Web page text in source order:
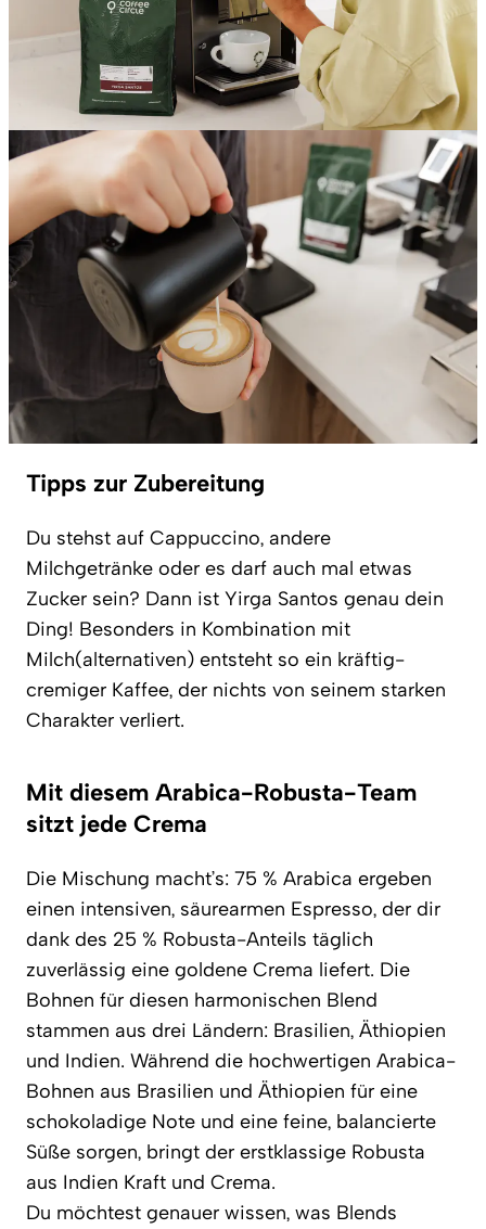
Tipps zur Zubereitung
Du stehst auf Cappuccino, andere
Milchgetränke oder es darf auch mal etwas
Zucker sein? Dann ist Yirga Santos genau dein
Ding! Besonders in Kombination mit
Milch(alternativen) entsteht so ein kräftig-
cremiger Kaffee, der nichts von seinem starken
Charakter verliert.
Mit diesem Arabica-Robusta-Team
sitzt jede Crema
Die Mischung macht’s: 75 % Arabica ergeben
einen intensiven, säurearmen Espresso, der dir
dank des 25 % Robusta-Anteils täglich
zuverlässig eine goldene Crema liefert. Die
Bohnen für diesen harmonischen Blend
stammen aus drei Ländern: Brasilien, Äthiopien
und Indien. Während die hochwertigen Arabica-
Bohnen aus Brasilien und Äthiopien für eine
schokoladige Note und eine feine, balancierte
Süße sorgen, bringt der erstklassige Robusta
aus Indien Kraft und Crema.
Du möchtest genauer wissen, was Blends